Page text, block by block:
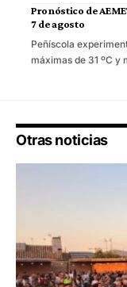
Pronóstico de
7 de agosto
Peñíscola
máximas de 31 ºC y
Otras noticias